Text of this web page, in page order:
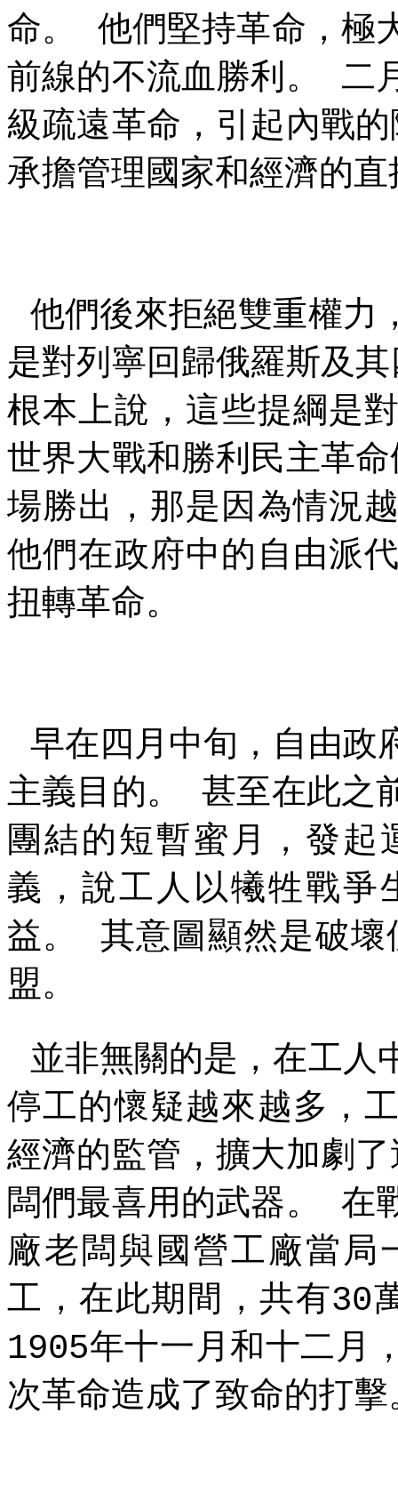
命。
他們堅持革命，極
前線的不流血勝利。
二
級疏遠革命，引起內戰
承擔管理國家和經濟的
他們後來拒絕雙重權力
是對列寧回歸俄羅斯及
根本上說，這些提綱是
世界大戰和勝利民主革
場勝出，那是因為情況
他們在政府中的自由派
扭轉革命。
早在四月中旬，自由政
主義目的。
甚至在此之
團結的短暫蜜月，發
義，說工人以犧牲戰爭
益。
其意圖顯然是破
盟。
並非無關的是，在工人
停工的懷疑越來越多，
經濟的監管，擴大加劇
闆們最喜用的武器。
在
廠老闆與國營工廠當局
工，在此期間，共有30
1905年十一月和十二月
次革命造成了致命的打擊